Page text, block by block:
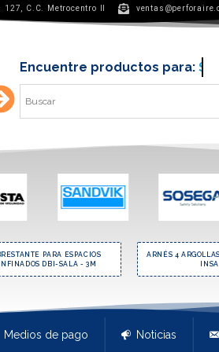
C.C. Metrocentro II
Encuentre productos para:
ARNÉS 4 ARGOLLAS EN H IN 8005-SE
INSAFE
Medios de pago Noticias